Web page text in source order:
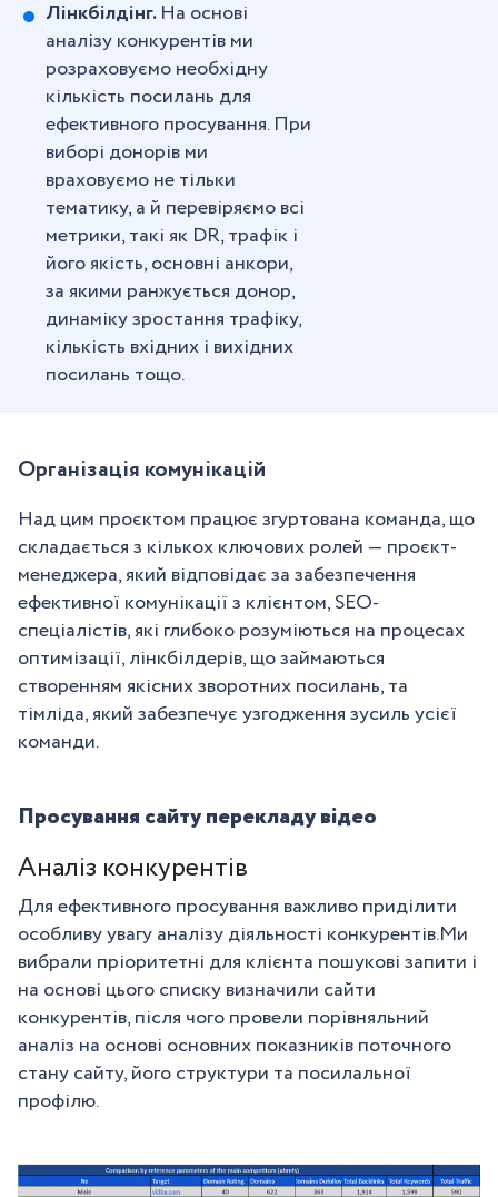
Лінкбілдінг.На основі
аналізу конкурентів ми
розраховуємо необхідну
кількість посилань для
ефективного просування. При
виборі донорів ми
враховуємо не тільки
тематику, а й перевіряємо всі
метрики, такі як DR, трафік і
його якість, основні анкори,
за якими ранжується донор,
динаміку зростання трафіку,
кількість вхідних і вихідних
посилань тощо.
Організація комунікацій
Над цим проєктом працює згуртована команда, що
складається з кількох ключових ролей — проєкт-
менеджера, який відповідає за забезпечення
ефективної комунікації з клієнтом, SEO-
спеціалістів, які глибоко розуміються на процесах
оптимізації, лінкбілдерів, що займаються
створенням якісних зворотних посилань, та
тімліда, який забезпечує узгодження зусиль усієї
команди.
Просування сайту перекладу відео
Аналіз конкурентів
Для ефективного просування важливо приділити
особливу увагу аналізу діяльності конкурентів.Ми
вибрали пріоритетні для клієнта пошукові запити і
на основі цього списку визначили сайти
конкурентів, після чого провели порівняльний
аналіз на основі основних показників поточного
стану сайту, його структури та посилальної
профілю.